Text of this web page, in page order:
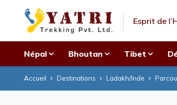
Esprit de
Népal Bhoutan Tibet
Accueil Destinations Ladakh/Inde